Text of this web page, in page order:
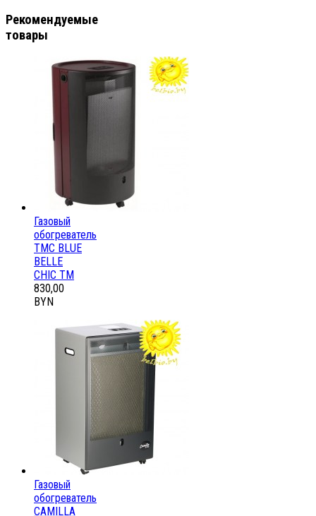
Рекомендуемые
товары
Газовый
обогреватель
ТМС BLUE
BELLE
CHIC ТМ
830,00
BYN
Газовый
обогреватель
CAMILLA